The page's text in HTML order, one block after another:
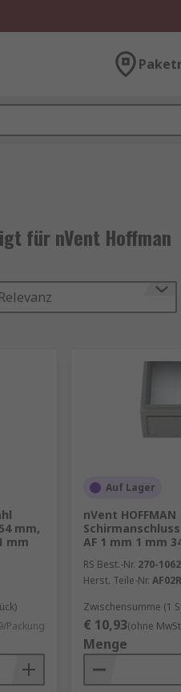
für nVent Hoffman
Relevanz
mm,
mm
Packung
Auf Lager
nVent HOFFMAN
AF 1 mm 1 mm
RS Best.-Nr. 270-1062
Herst. Teile-Nr.
Zwischensumme (1
€ 10,93(ohne
Menge